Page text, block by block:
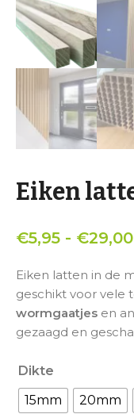
Eiken
€5,95 - €29,00
Eiken latten in de
geschikt voor vele
wormgaatjes en
gezaagd en
Dikte
15mm
20mm